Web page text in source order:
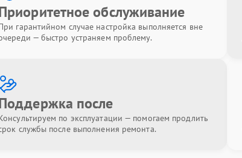
обслуживание
гарантийном случае настройка выполняется вне
— быстро устраняем проблему.
после
по эксплуатации — помогаем продлить
службы после выполнения ремонта.